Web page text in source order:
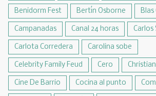
Benidorm Fest Bertín Osborne
Campanadas Canal 24 horas Carlos
Carlota Corredera Carolina sobe
Celebrity Family Feud Cero
Cine De Barrio Cocina al punto